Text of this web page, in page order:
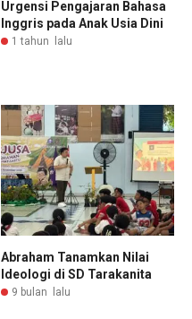
Urgensi Pengajaran Bahasa
Inggris pada Anak Usia Dini
1 tahun lalu
Abraham Tanamkan Nilai
Ideologi di SD Tarakanita
9 bulan lalu